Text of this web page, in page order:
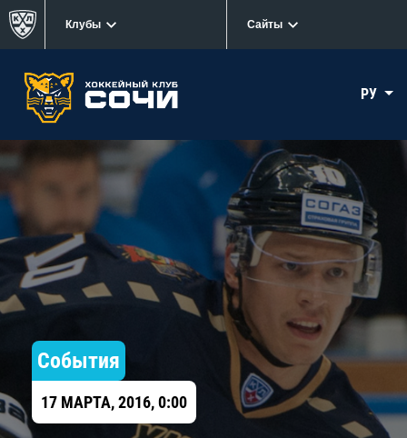
Клубы Сайты
РУ
События
17 МАРТА, 2016, 0:00